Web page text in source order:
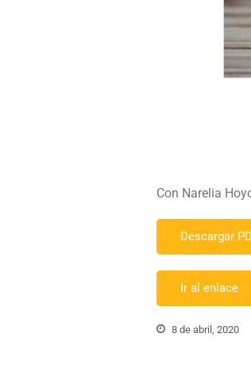
Con Narelia
Descargar
Ir al enlace
8 de abril, 2020